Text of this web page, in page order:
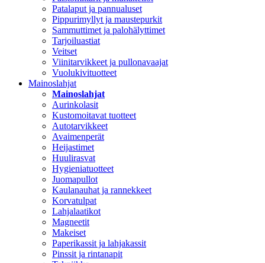
Patalaput ja pannualuset
Pippurimyllyt ja maustepurkit
Sammuttimet ja palohälyttimet
Tarjoiluastiat
Veitset
Viinitarvikkeet ja pullonavaajat
Vuolukivituotteet
Mainoslahjat
Mainoslahjat
Aurinkolasit
Kustomoitavat tuotteet
Autotarvikkeet
Avaimenperät
Heijastimet
Huulirasvat
Hygieniatuotteet
Juomapullot
Kaulanauhat ja rannekkeet
Korvatulpat
Lahjalaatikot
Magneetit
Makeiset
Paperikassit ja lahjakassit
Pinssit ja rintanapit